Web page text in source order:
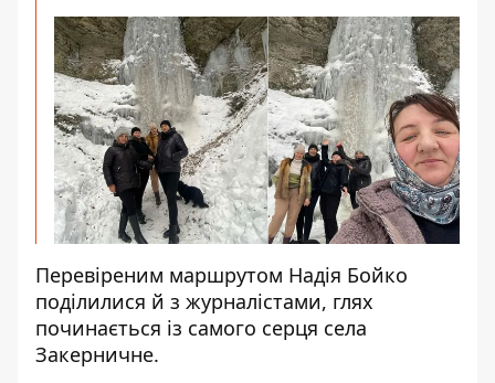
Перевіреним маршрутом Надія Бойко
поділилися й з журналістами, глях
починається із самого серця села
Закерничне.